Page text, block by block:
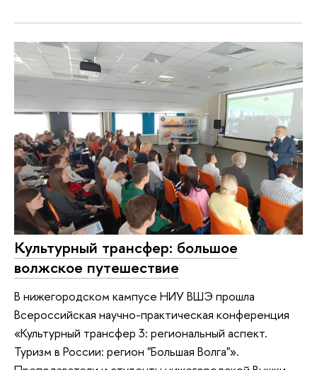
Культурный трансфер: большое
волжское путешествие
В нижегородском кампусе НИУ ВШЭ прошла
Всероссийская научно-практическая конференция
«Культурный трансфер 3: региональный аспект.
Туризм в России: регион "Большая Волга"».